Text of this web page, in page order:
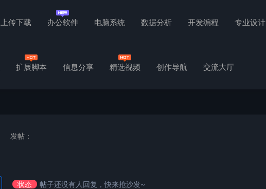
上传下载 办公软件 电脑系统 数据分析 开发编程 专业设计
扩展脚本 信息分享 精选视频 创作导航 交流大厅
发帖：
状态 帖子还没有人回复，快来抢沙发~